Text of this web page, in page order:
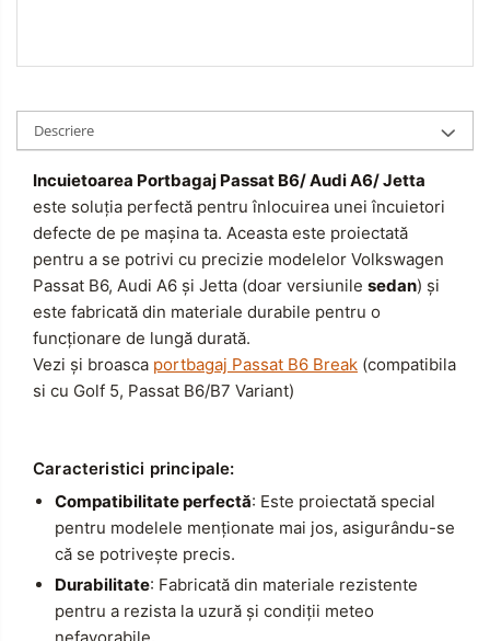
Descriere
Incuietoarea Portbagaj Passat B6/ Audi A6/ Jetta
este soluția perfectă pentru înlocuirea unei încuietori
defecte de pe mașina ta. Aceasta este proiectată
pentru a se potrivi cu precizie modelelor Volkswagen
Passat B6, Audi A6 și Jetta (doar versiunile sedan) și
este fabricată din materiale durabile pentru o
funcționare de lungă durată.
Vezi și broasca portbagaj Passat B6 Break (compatibila
si cu Golf 5, Passat B6/B7 Variant)
Caracteristici principale:
Compatibilitate perfectă: Este proiectată special
pentru modelele menționate mai jos, asigurându-se
că se potrivește precis.
Durabilitate: Fabricată din materiale rezistente
pentru a rezista la uzură și condiții meteo